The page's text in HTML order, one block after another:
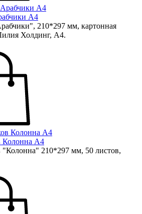
А4
210*297 мм, картонная
Холдинг, А4.
Колонна А4
"Колонна" 210*297 мм, 50 листов,